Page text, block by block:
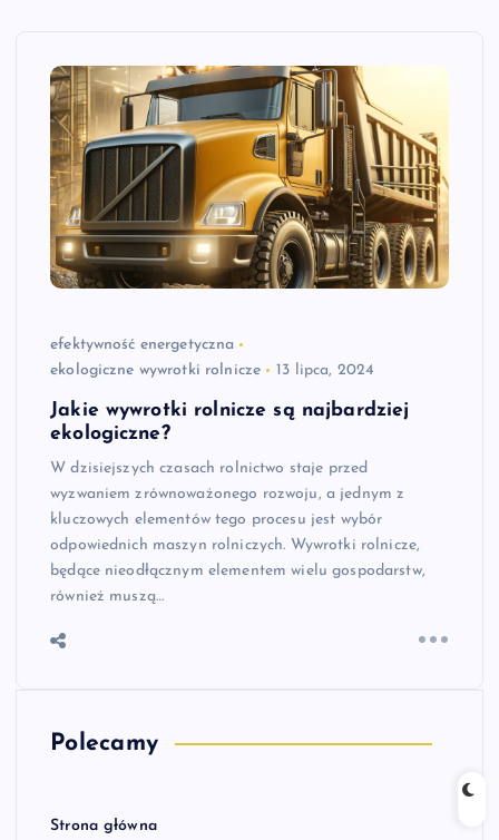
efektywność energetyczna
ekologiczne wywrotki rolnicze
13 lipca, 2024
Jakie wywrotki rolnicze są najbardziej
ekologiczne?
W dzisiejszych czasach rolnictwo staje przed
wyzwaniem zrównoważonego rozwoju, a jednym z
kluczowych elementów tego procesu jest wybór
odpowiednich maszyn rolniczych. Wywrotki rolnicze,
będące nieodłącznym elementem wielu gospodarstw,
również muszą…
Polecamy
Strona główna